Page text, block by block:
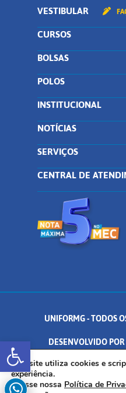
Abrir a barra de
VESTIBULAR
CURSOS
BOLSAS
POLOS
INSTITUCIONAL
NOTÍCIAS
SERVIÇOS
CENTRAL DE
UNIFORMG - TODOS
DESENVOLVIDO POR
AV. DR. ARNALDO DE SENNA,
Este site utiliza cookies e
experiência.
Acesse nossa Política de